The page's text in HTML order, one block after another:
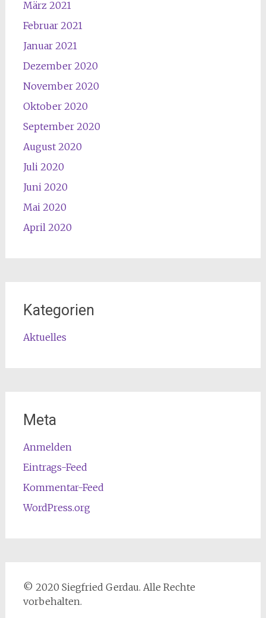
März 2021
Februar 2021
Januar 2021
Dezember 2020
November 2020
Oktober 2020
September 2020
August 2020
Juli 2020
Juni 2020
Mai 2020
April 2020
Kategorien
Aktuelles
Meta
Anmelden
Eintrags-Feed
Kommentar-Feed
WordPress.org
© 2020 Siegfried Gerdau. Alle Rechte
vorbehalten.